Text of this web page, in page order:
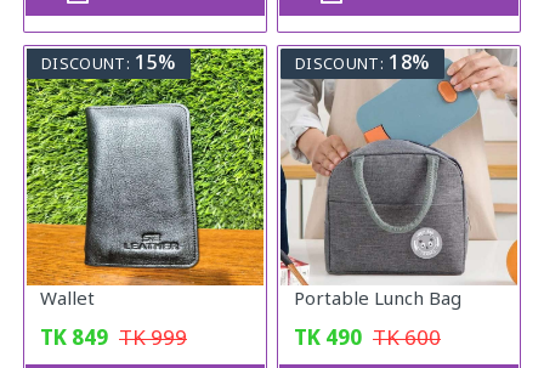
DISCOUNT: 15%
Wallet
TK 849 TK999
DISCOUNT: 18%
Portable Lunch Bag
TK 490 TK600